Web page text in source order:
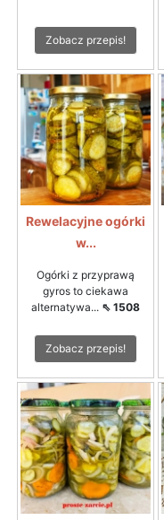
Zobacz przepis!
Rewelacyjne ogórki
w...
Ogórki z przyprawą
gyros to ciekawa
alternatywa... ⇖ 1508
Zobacz przepis!